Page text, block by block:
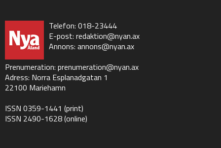
Telefon: 018-23444
E-post: redaktion@nyan.ax
Annons: annons@nyan.ax
Prenumeration: prenumeration@nyan.ax
Adress: Norra Esplanadgatan 1
22100 Mariehamn
ISSN 0359-1441 (print)
ISSN 2490-1628 (online)